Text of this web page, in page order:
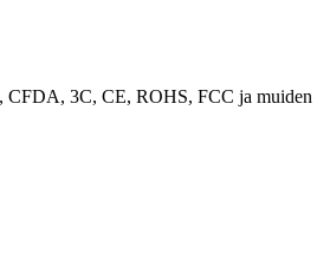
3C, CE, ROHS, FCC ja